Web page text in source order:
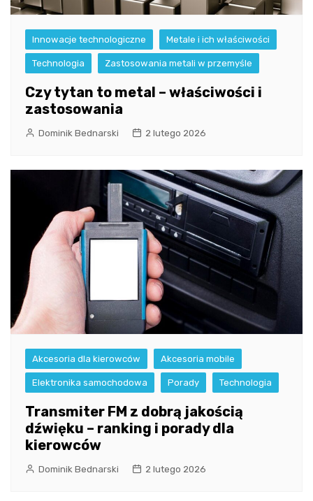
Innowacje technologiczne Metale i ich właściwości
Technologia Zastosowania metali w przemyśle
Czy tytan to metal – właściwości i
zastosowania
Dominik Bednarski 2 lutego 2026
Akcesoria dla kierowców Akcesoria mobile
Elektronika samochodowa Porady Technologia
Transmiter FM z dobrą jakością
dźwięku – ranking i porady dla
kierowców
Dominik Bednarski 2 lutego 2026